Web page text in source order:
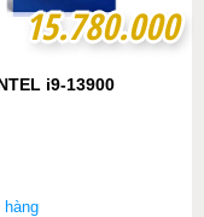
15.780.000
15.780.000
i9-13900